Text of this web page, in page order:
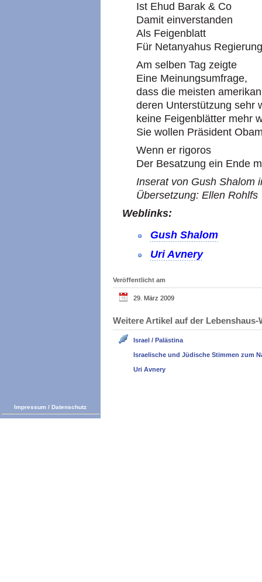
Ist Ehud Barak & Co
Damit einverstanden
Als Feigenblatt
Für Netanyahus
Am selben Tag zeigte
Eine Meinungsumfrage,
dass die meisten
deren Unterstützung sehr
keine Feigenblätter mehr
Sie wollen Präsident
Wenn er rigoros
Der Besatzung ein Ende
Inserat von Gush Shalom
Übersetzung: Ellen Rohlfs
Weblinks:
Gush Shalom
Uri Avnery
Veröffentlicht am
29. März 2009
Weitere Artikel auf der
Israel / Palästina
Israelische und Jüdische Stimmen zum
Uri Avnery
Impressum / Datenschutz